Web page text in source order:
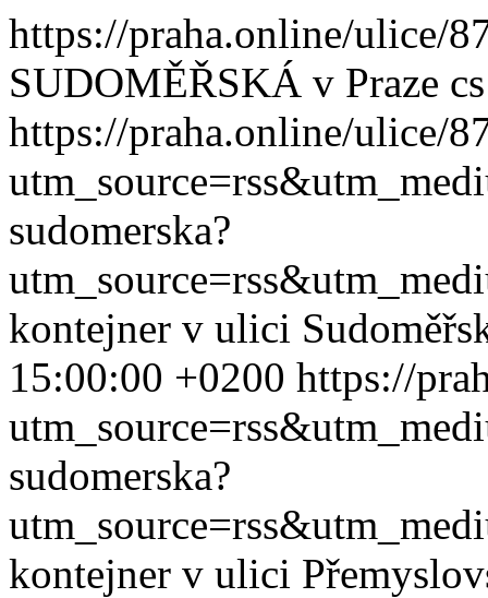
https://praha.online/ulice/
SUDOMĚŘSKÁ v Praze cs
https://praha.online/ulice/
sudomerska?
kontejner v ulici
15:00:00 +0200 https://
sudomerska?
kontejner v ulici